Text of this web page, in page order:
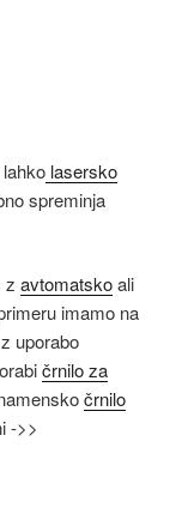
lasersko
spreminja
z avtomatskoali
imamo na
uporabo
črnilo za
črnilo
->>